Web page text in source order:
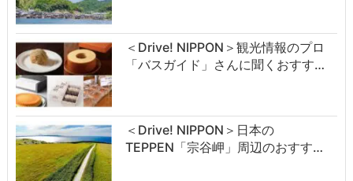
＜Drive! NIPPON＞観光情報のプロ
「バスガイド」さんに聞くおすす…
＜Drive! NIPPON＞日本の
TEPPEN「宗谷岬」周辺のおすす…